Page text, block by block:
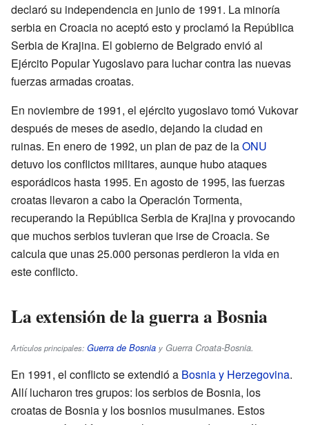
declaró su independencia en junio de 1991. La minoría
serbia en Croacia no aceptó esto y proclamó la República
Serbia de Krajina. El gobierno de Belgrado envió al
Ejército Popular Yugoslavo para luchar contra las nuevas
fuerzas armadas croatas.
En noviembre de 1991, el ejército yugoslavo tomó Vukovar
después de meses de asedio, dejando la ciudad en
ruinas. En enero de 1992, un plan de paz de laONU
detuvo los conflictos militares, aunque hubo ataques
esporádicos hasta 1995. En agosto de 1995, las fuerzas
croatas llevaron a cabo la Operación Tormenta,
recuperando la República Serbia de Krajina y provocando
que muchos serbios tuvieran que irse de Croacia. Se
calcula que unas 25.000 personas perdieron la vida en
este conflicto.
La extensión de la guerra a Bosnia
Artículos principales: Guerra de Bosnia y Guerra Croata-Bosnia.
En 1991, el conflicto se extendió a Bosnia y Herzegovina.
Allí lucharon tres grupos: los serbios de Bosnia, los
croatas de Bosnia y los bosnios musulmanes. Estos